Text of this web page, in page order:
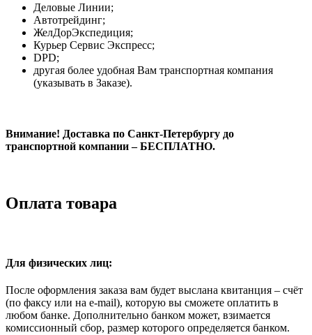
Деловые Линии;
Автотрейдинг;
ЖелДорЭкспедиция;
Курьер Сервис Экспресс;
DPD;
другая более удобная Вам транспортная компания
(указывать в Заказе).
Внимание! Доставка по Санкт-Петербургу до
транспортной компании – БЕСПЛАТНО.
Оплата товара
Для физических лиц:
После оформления заказа вам будет выслана квитанция – счёт
(по факсу или на e-mail), которую вы сможете оплатить в
любом банке. Дополнительно банком может, взимается
комиссионный сбор, размер которого определяется банком.